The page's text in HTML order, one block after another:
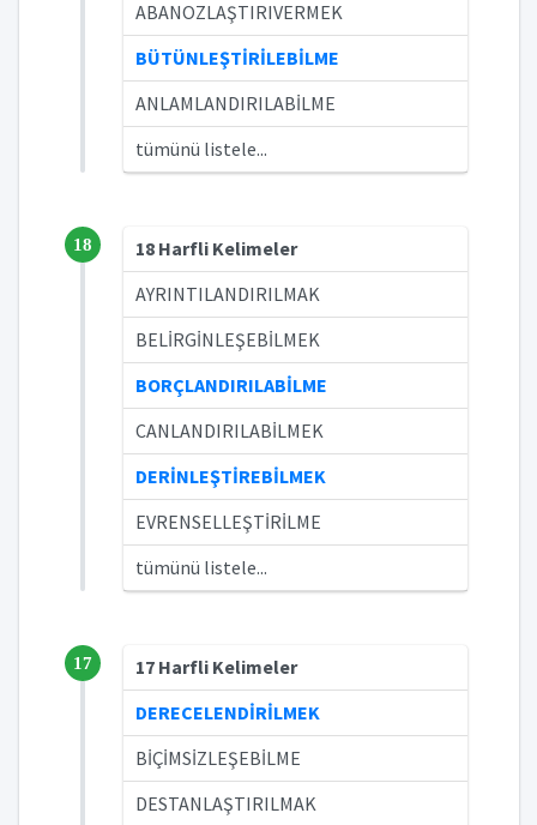
ABANOZLAŞTIRIVERMEK
BÜTÜNLEŞTİRİLEBİLME
ANLAMLANDIRILABİLME
tümünü listele...
18
18 Harfli Kelimeler
AYRINTILANDIRILMAK
BELİRGİNLEŞEBİLMEK
BORÇLANDIRILABİLME
CANLANDIRILABİLMEK
DERİNLEŞTİREBİLMEK
EVRENSELLEŞTİRİLME
tümünü listele...
17
17 Harfli Kelimeler
DERECELENDİRİLMEK
BİÇİMSİZLEŞEBİLME
DESTANLAŞTIRILMAK